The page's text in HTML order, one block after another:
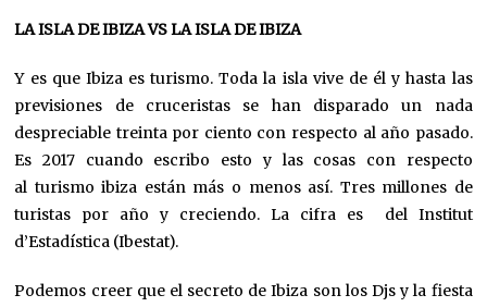
LA ISLA DE IBIZA VS LA ISLA DE IBIZA
Y es que Ibiza es turismo. Toda la isla vive de él y hasta las
previsiones de cruceristas se han disparado un nada
despreciable treinta por ciento con respecto al año pasado.
Es 2017 cuando escribo esto y las cosas con respecto
al turismo ibiza están más o menos así. Tres millones de
turistas por año y creciendo. La cifra es del Institut
d’Estadística (Ibestat).
Podemos creer que el secreto de Ibiza son los Djs y la fiesta